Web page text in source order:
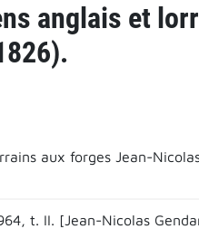
anglais et
aux forges Jean-
t. II. [Jean-Nicolas